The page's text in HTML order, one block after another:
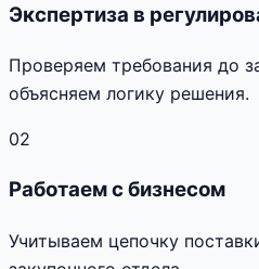
Экспертиза в
Проверяем требования до
объясняем логику решения.
02
Работаем с бизнесом
Учитываем цепочку